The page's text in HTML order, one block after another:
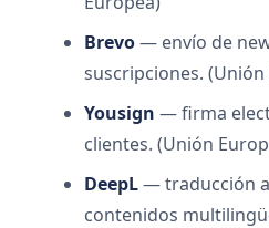
Brevo— envío de
suscripciones. (Unión
Yousign — firma
clientes. (Unión
DeepL— traducción
contenidos